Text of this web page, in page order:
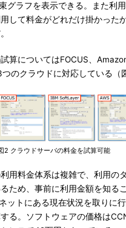
グラフを表示できる。また利
して料金がどれだけ掛かった
算についてはFOCUS、
のクラウドに対応している（
2 クラウドサーバの料金を試算可能
用料金体系は複雑で、利用の
ため、事前に利用金額を知る
ットにある現在状況を取りに
る。ソフトウェアの価格は